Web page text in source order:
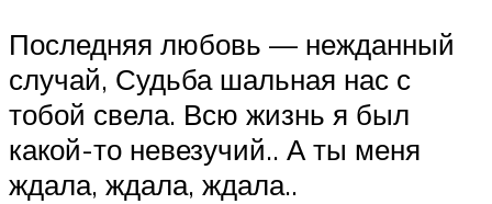
Последняя любовь — нежданный
случай, Судьба шальная нас с
тобой свела. Всю жизнь я был
какой-то невезучий.. А ты меня
ждала, ждала, ждала..